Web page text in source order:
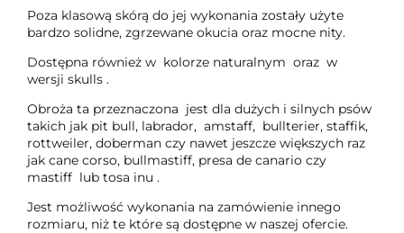
Poza klasową skórą do jej wykonania zostały użyte
bardzo solidne, zgrzewane okucia oraz mocne nity.
Dostępna również w kolorze naturalnym oraz w
wersji skulls .
Obroża ta przeznaczona jest dla dużych i silnych psów
takich jak pit bull, labrador, amstaff, bullterier, staffik,
rottweiler, doberman czy nawet jeszcze większych raz
jak cane corso, bullmastiff, presa de canario czy
mastiff lub tosa inu .
Jest możliwość wykonania na zamówienie innego
rozmiaru, niż te które są dostępne w naszej ofercie.